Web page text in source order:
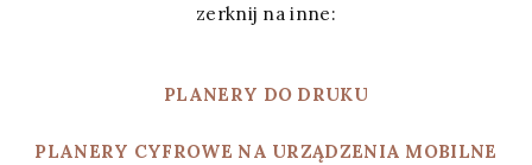
zerknij na inne:
PLANERY DO DRUKU
PLANERY CYFROWE NA URZĄDZENIA MOBILNE